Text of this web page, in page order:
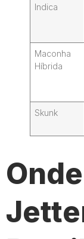
Indica
Maconha
Híbrida
Skunk